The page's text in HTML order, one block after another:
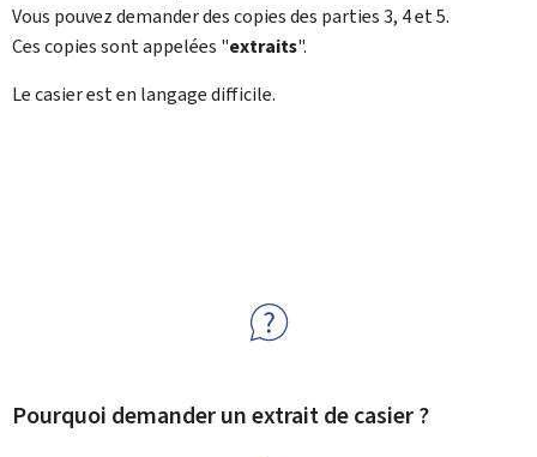
Vous pouvez demander des copies des parties 3, 4 et 5.
Ces copies sont appelées "extraits".
Le casier est en langage difficile.
Pourquoi demander un extrait de casier ?